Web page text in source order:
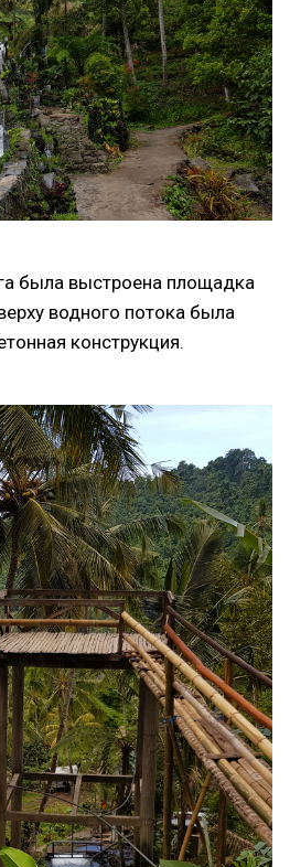
была выстроена площадка
водного потока была
конструкция.